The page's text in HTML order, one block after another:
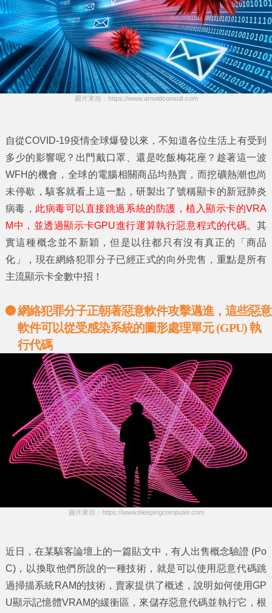
圖片來自：https://www.arnoldconsult.com
自從COVID-19疫情全球爆發以來，不知道各位生活上有受到
多少的影響呢？出門戴口罩、還是吃飯梅花座？趁著這一波
WFH的機會，全球的電腦相關商品均熱賣，而挖礦熱潮也尚
未停歇，駭客就看上這一點，研製出了號稱顯卡的新冠肺炎
病毒， 此病毒可以直接跳過系統的防護，植入顯示卡的VRA
M中，並透過顯示卡GPU進行運算執行惡意程式的代碼。其
實這種概念並不新穎，但是以往都只有沒有真正的「商品
化」，現在網絡犯罪分子已經正式的向外兜售，重點是所有
主流顯示卡全數中招！
網絡犯罪分子正朝著惡意軟件攻擊邁進，這些惡意
軟件可以從受感染系統的圖形處理單元(GPU)執
行代碼
圖片來自：https://www.bleepingcomputer.com
近日，在某駭客論壇上的一篇貼文中，有人出售概念驗證 (Po
C)，以換取他們所說的一種技術，就是可以使用惡意代碼跳
過掃描系統RAM的技術，賣家提供了概述，說明如何使用GP
U顯示記憶體VRAM的緩衝區，來儲存惡意代碼並執行它，根